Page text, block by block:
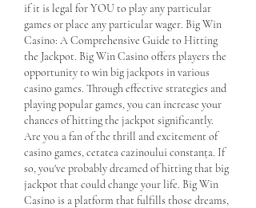
if it is legal for YOU to play any particular
games or place any particular wager. Big Win
Casino: A Comprehensive Guide to Hitting
the Jackpot. Big Win Casino offers players the
opportunity to win big jackpots in various
casino games. Through effective strategies and
playing popular games, you can increase your
chances of hitting the jackpot significantly.
Are you a fan of the thrill and excitement of
casino games, cetatea cazinoului constanța. If
so, you've probably dreamed of hitting that big
jackpot that could change your life. Big Win
Casino is a platform that fulfills those dreams,